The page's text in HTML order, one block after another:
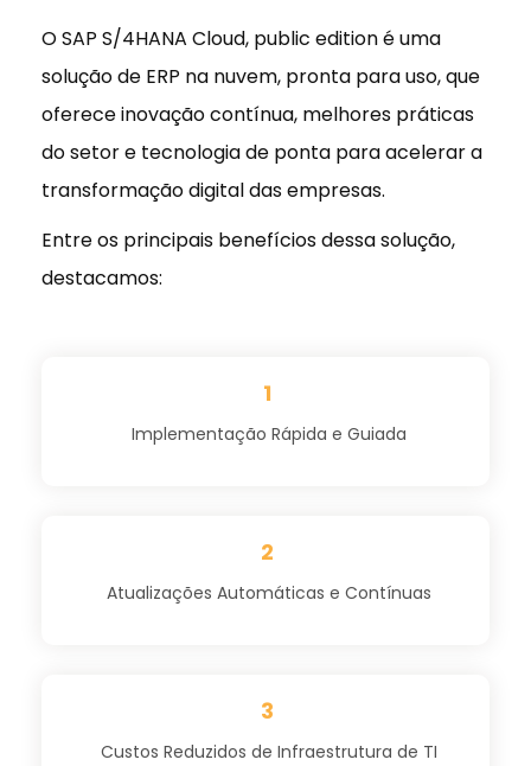
O SAP S/4HANA Cloud, public edition é uma
solução de ERP na nuvem, pronta para uso, que
oferece inovação contínua, melhores práticas
do setor e tecnologia de ponta para acelerar a
transformação digital das empresas.
Entre os principais benefícios dessa solução,
destacamos:
1
Implementação Rápida e Guiada
2
Atualizações Automáticas e Contínuas
3
Custos Reduzidos de Infraestrutura de TI